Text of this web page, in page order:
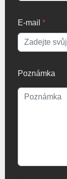
E-mail *
Poznámka